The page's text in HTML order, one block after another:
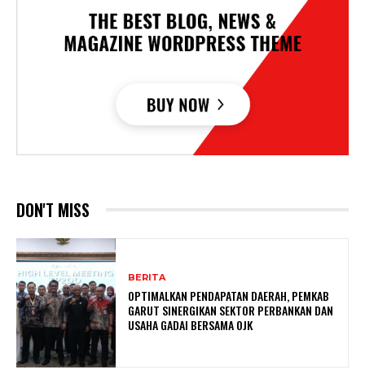
DON'T MISS
BERITA
OPTIMALKAN PENDAPATAN DAERAH, PEMKAB
GARUT SINERGIKAN SEKTOR PERBANKAN DAN
USAHA GADAI BERSAMA OJK